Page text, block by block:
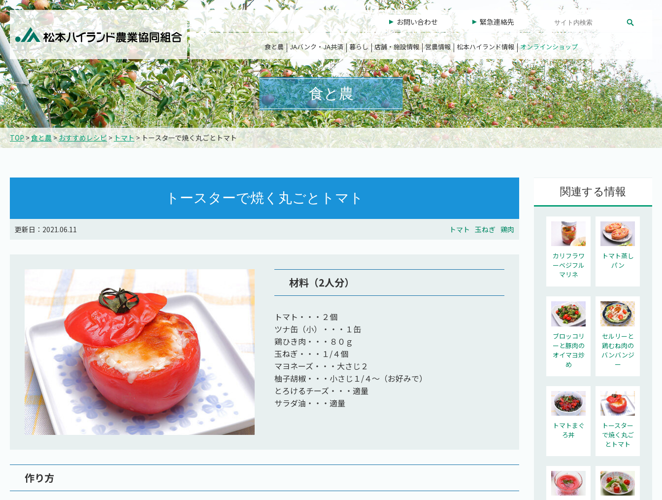
お問い合わせ 緊急連絡先
食と農 JAバンク・JA共済 暮らし 店舗・施設情報 営農情報 松本ハイランド情報 オンラインショップ
食と農
TOP>食と農>おすすめレシピ >トマト > トースターで焼く丸ごとトマト
トースターで焼く丸ごとトマト
更新日：2021.06.11 トマト 玉ねぎ 鶏肉
材料（2人分）
トマト・・・２個
ツナ缶（小）・・・１缶
鶏ひき肉・・・８０ｇ
玉ねぎ・・・１/４個
マヨネーズ・・・大さじ２
柚子胡椒・・・小さじ１/４～（お好みで）
とろけるチーズ・・・適量
サラダ油・・・適量
作り方
関連する情報
カリフラワ
ーベジフル
マリネ
トマト蒸し
パン
ブロッコリ
ーと豚肉の
オイマヨ炒
め
セルリーと
鶏むね肉の
バンバンジ
ー
トマトまぐ
ろ丼
トースター
で焼く丸ご
とトマト